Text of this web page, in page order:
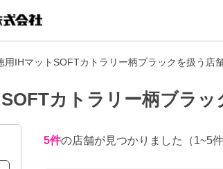
用IHマットSOFTカトラリー柄ブラックを扱う店
カトラリー柄ブラッ
5件の店舗が見つかりました （1~5